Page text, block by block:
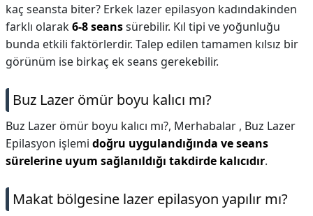
kaç seansta biter? Erkek lazer epilasyon kadındakinden
farklı olarak6-8 seanssürebilir. Kıl tipi ve yoğunluğu
bunda etkili faktörlerdir. Talep edilen tamamen kılsız bir
görünüm ise birkaç ek seans gerekebilir.
Buz Lazer ömür boyu kalıcı mı?
Buz Lazer ömür boyu kalıcı mı?, Merhabalar , Buz Lazer
Epilasyon işlemi doğru uygulandığında ve seans
sürelerine uyum sağlanıldığı takdirde kalıcıdır.
Makat bölgesine lazer epilasyon yapılır mı?